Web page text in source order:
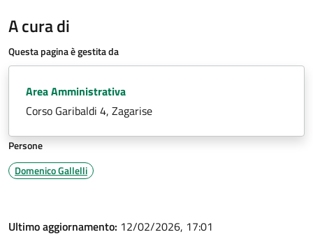
A cura di
Questa pagina è gestita da
Area Amministrativa
Corso Garibaldi 4, Zagarise
Persone
Domenico Gallelli
Ultimo aggiornamento: 12/02/2026, 17:01